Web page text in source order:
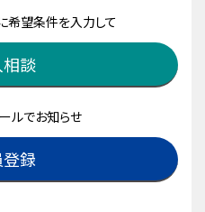
希望条件を入力して
談
ルでお知らせ
録